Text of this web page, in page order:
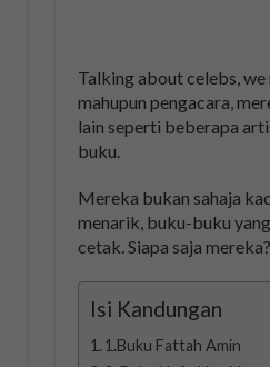
Talking about celebs,
mahupun pengacara,
lain seperti beberapa
buku.
Mereka bukan sahaja
menarik, buku-buku
cetak. Siapa saja
Isi Kandungan
1.Buku Fattah Amin